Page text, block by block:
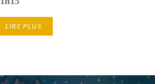
LIRE PLUS